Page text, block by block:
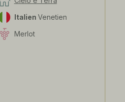
Italien Venetien
Merlot